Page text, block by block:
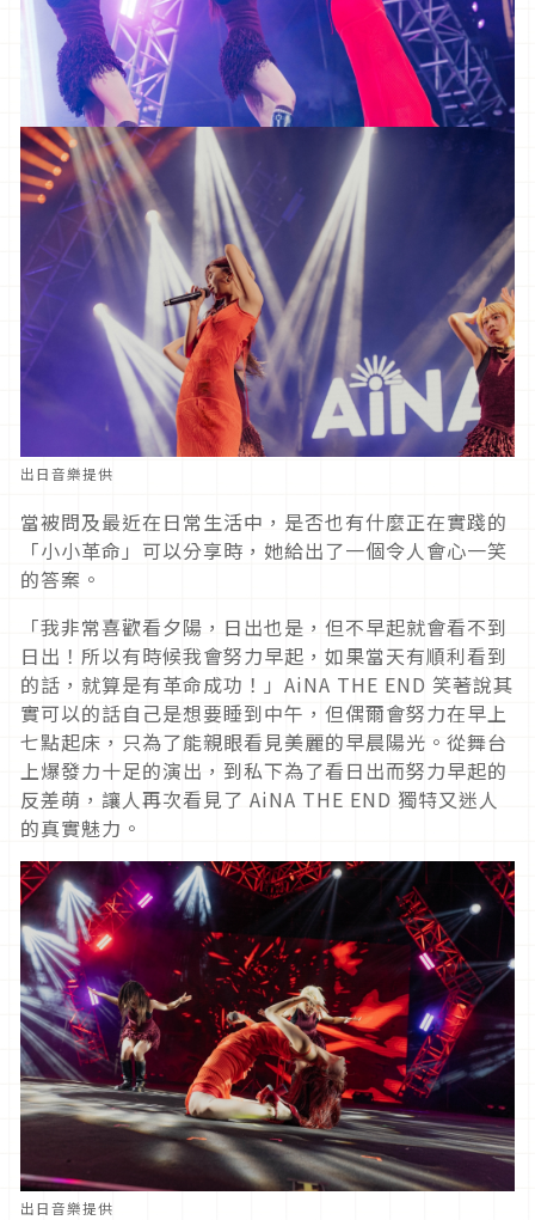
出日音樂提供
當被問及最近在日常生活中，是否也有什麼正在實踐的
「小小革命」可以分享時，她給出了一個令人會心一笑
的答案。
「我非常喜歡看夕陽，日出也是，但不早起就會看不到
日出！所以有時候我會努力早起，如果當天有順利看到
的話，就算是有革命成功！」AiNA THE END 笑著說其
實可以的話自己是想要睡到中午，但偶爾會努力在早上
七點起床，只為了能親眼看見美麗的早晨陽光。從舞台
上爆發力十足的演出，到私下為了看日出而努力早起的
反差萌，讓人再次看見了 AiNA THE END 獨特又迷人
的真實魅力。
出日音樂提供